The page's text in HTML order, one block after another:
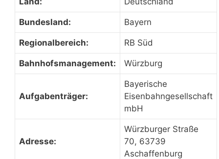
Bundesland: Bayern
Regionalbereich: RB Süd
Bahnhofsmanagement: Würzburg
Aufgabenträger:
Bayerische
Eisenbahngesellschaft
mbH
Adresse:
Würzburger Straße
70, 63739
Aschaffenburg